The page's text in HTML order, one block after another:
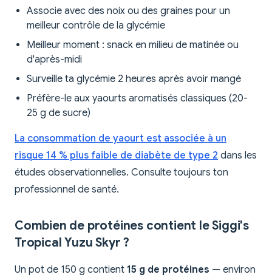
Associe avec des noix ou des graines pour un
meilleur contrôle de la glycémie
Meilleur moment : snack en milieu de matinée ou
d'après-midi
Surveille ta glycémie 2 heures après avoir mangé
Préfère-le aux yaourts aromatisés classiques (20-
25 g de sucre)
La consommation de yaourt est associée à un
risque 14 % plus faible de diabète de type 2 dans les
études observationnelles. Consulte toujours ton
professionnel de santé.
Combien de protéines contient le Siggi's
Tropical Yuzu Skyr ?
Un pot de 150 g contient 15 g de protéines — environ